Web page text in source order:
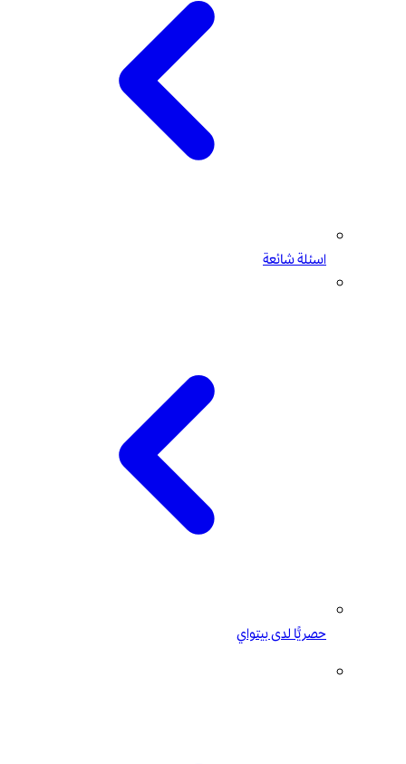
اسئلة شائعة
حصريًّا لدى بيتواي